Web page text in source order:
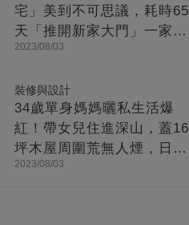
宅」美到不可思議，耗時65
天「推開新家大門」一家8
口哭了
2023/08/03
裝修與設計
34歲單身媽媽曬私生活爆
紅！帶女兒住進深山，蓋16
坪木屋周圍荒無人煙，日子
快活似神仙
2023/08/03